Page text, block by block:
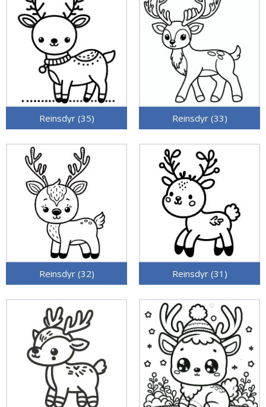
Reinsdyr (35) Reinsdyr (33)
Reinsdyr (32) Reinsdyr (31)